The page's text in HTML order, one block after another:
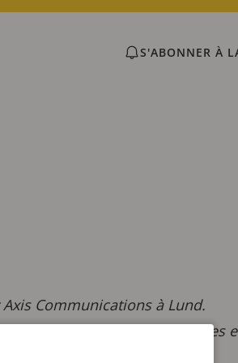
S'ABONNER À
Communications à Lund.
des plans d’affaires
a rejoint Axis en 2013 et a